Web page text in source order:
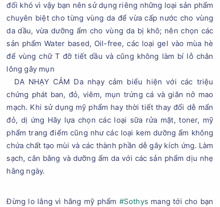
đối khó vì vậy bạn nên sử dụng riêng những loại sản phẩm
chuyên biệt cho từng vùng da để vừa cấp nước cho vùng
da dầu, vừa dưỡng ẩm cho vùng da bị khô; nên chọn các
sản phẩm Water based, Oil-free, các loại gel vào mùa hè
để vùng chữ T đỡ tiết dầu và cũng không làm bí lỗ chân
lông gây mụn
DA NHẠY CẢM Da nhạy cảm biểu hiện với các triệu
chứng phát ban, đỏ, viêm, mụn trứng cá và giãn nở mao
mạch. Khi sử dụng mỹ phẩm hay thời tiết thay đổi dễ mẩn
đỏ, dị ứng Hãy lựa chọn các loại sữa rửa mặt, toner, mỹ
phẩm trang điểm cũng như các loại kem dưỡng ẩm không
chứa chất tạo mùi và các thành phần dễ gây kích ứng. Làm
sạch, cân bằng và dưỡng ẩm da với các sản phẩm dịu nhẹ
hằng ngày.
Đừng lo lắng vì hãng mỹ phẩm #Sothys mang tới cho bạn